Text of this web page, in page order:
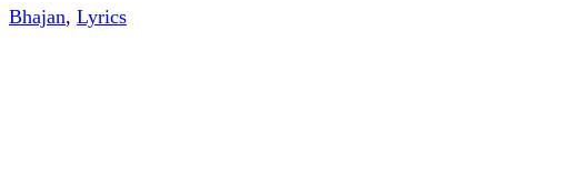
Bhajan, Lyrics